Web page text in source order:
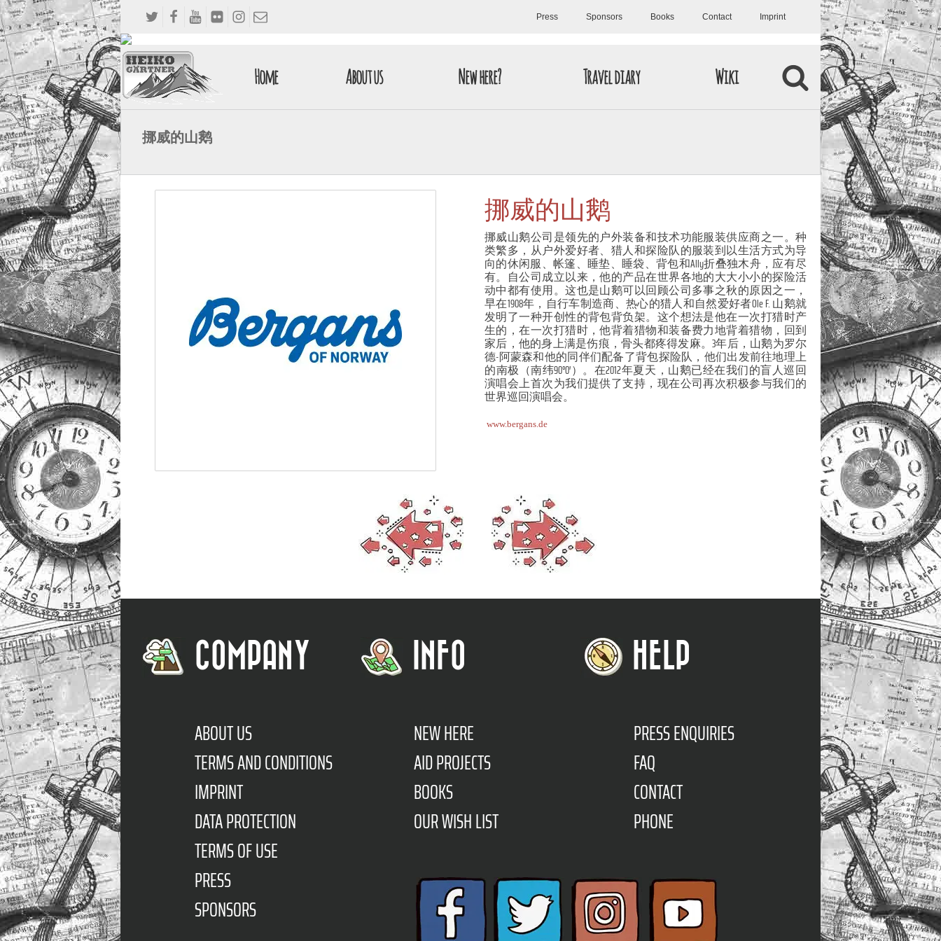
Press Sponsors Books Contact Imprint
Home About us New here? Travel diary Wiki
挪威的山鹅
挪威的山鹅
挪威山鹅公司是领先的户外装备和技术功能服装供应商之一。种
类繁多，从户外爱好者、猎人和探险队的服装到以生活方式为导
向的休闲服、帐篷、睡垫、睡袋、背包和Ally折叠独木舟，应有尽
有。自公司成立以来，他的产品在世界各地的大大小小的探险活
动中都有使用。这也是山鹅可以回顾公司多事之秋的原因之一，
早在1908年，自行车制造商、热心的猎人和自然爱好者Ole F. 山鹅就
发明了一种开创性的背包背负架。这个想法是他在一次打猎时产
生的，在一次打猎时，他背着猎物和装备费力地背着猎物，回到
家后，他的身上满是伤痕，骨头都疼得发麻。3年后，山鹅为罗尔
德-阿蒙森和他的同伴们配备了背包探险队，他们出发前往地理上
的南极（南纬90°0′）。在2012年夏天，山鹅已经在我们的盲人巡回
演唱会上首次为我们提供了支持，现在公司再次积极参与我们的
世界巡回演唱会。
www.bergans.de
COMPANY
ABOUT US
TERMS AND CONDITIONS
IMPRINT
DATA PROTECTION
TERMS OF USE
PRESS
SPONSORS
INFO
NEW HERE
AID PROJECTS
BOOKS
OUR WISH LIST
HELP
PRESS ENQUIRIES
FAQ
CONTACT
PHONE